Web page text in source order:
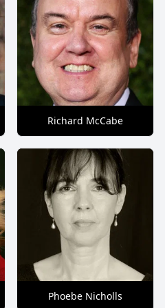
Richard McCabe
Phoebe Nicholls